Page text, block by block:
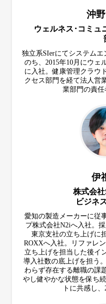
沖
ウェルネス･コミュ
独立系SIerにてシステム
のち、2015年10月にウェ
に入社。健康管理クラウ
クセス部門を経て法人営
業部門の責任
伊
株式会
ビジネ
愛知の製造メーカーに従
プ株式会社N2iへ入社。
東京支社の立ち上げに
ROXXへ入社。リファレ
立ち上げを担当した後イ
導入社数の底上げを担う
わらず存在する離職の課
やし健やかな状態を保ち
トに共感し、